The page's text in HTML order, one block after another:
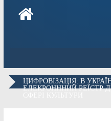
ЦИФРОВІЗАЦІЯ: В
ЕЛЕКРОНННИЙ РЕЇСТР